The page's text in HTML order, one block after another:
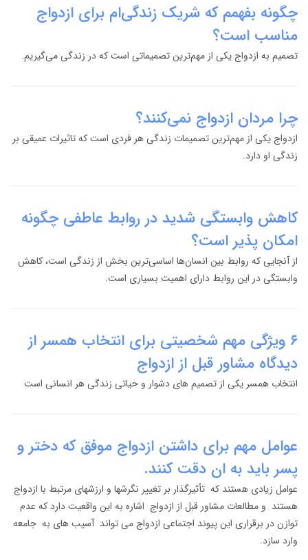
چگونه بفهمم که شریک زندگی‌ام برای ازدواج
مناسب است؟
تصمیم به ازدواج یکی از مهم‌ترین تصمیماتی است که در زندگی می‌گیریم.
چرا مردان ازدواج نمی‌کنند؟
ازدواج یکی از مهم‌ترین تصمیمات زندگی هر فردی است که تاثیرات عمیقی بر
زندگی او دارد.
کاهش وابستگی شدید در روابط عاطفی چگونه
امکان پذیر است؟
از آنجایی که روابط بین انسان‌ها اساسی‌ترین بخش از زندگی است، کاهش
وابستگی در این روابط دارای اهمیت بسیاری است.
۶ ویژگی مهم شخصیتی برای انتخاب همسر از
دیدگاه مشاور قبل از ازدواج
انتخاب همسر یکی از تصمیم های دشوار و حیاتی زندگی هر انسانی است
عوامل مهم برای داشتن ازدواج موفق که دختر و
پسر باید به ان دقت کنند.
عوامل زیادی هستند که تأثیرگذار بر تغییر نگرشها و ارزشهای مرتبط با ازدواج
هستند و مطالعات مشاور قبل از ازدواج اشاره به این واقعیت دارد که عدم
توازن در برقراری این پیوند اجتماعی ازدواج می تواند آسیب های به جامعه
وارد سازد.